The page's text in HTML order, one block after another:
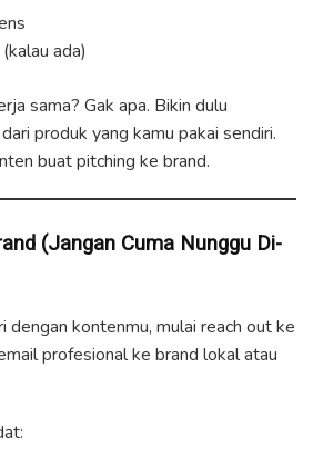
ada)
sama? Gak apa. Bikin dulu
produk yang kamu pakai sendiri.
buat pitching ke brand.
(Jangan Cuma Nunggu Di-
dengan kontenmu, mulai reach out ke
profesional ke brand lokal atau